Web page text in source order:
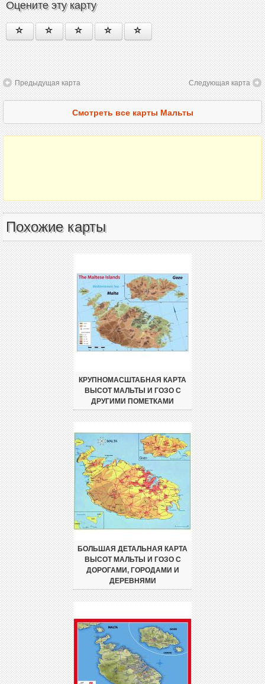
Оцените эту карту
Предыдущая карта Следующая карта
Смотреть все карты Мальты
Похожие карты
КРУПНОМАСШТАБНАЯ КАРТА
ВЫСОТ МАЛЬТЫ И ГОЗО С
ДРУГИМИ ПОМЕТКАМИ
БОЛЬШАЯ ДЕТАЛЬНАЯ КАРТА
ВЫСОТ МАЛЬТЫ И ГОЗО С
ДОРОГАМИ, ГОРОДАМИ И
ДЕРЕВНЯМИ